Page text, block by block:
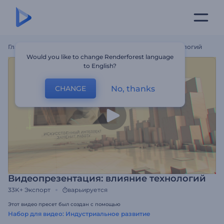
Главная Видеопрезентация: Влияние Технологий
Видеопрезентация: влияние технологий
33K+ Экспорт варьируется
Этот видео пресет был создан с помощью
Набор для видео: Индустриальное развитие
Would you like to change Renderforest language
to English?
CHANGE No, thanks